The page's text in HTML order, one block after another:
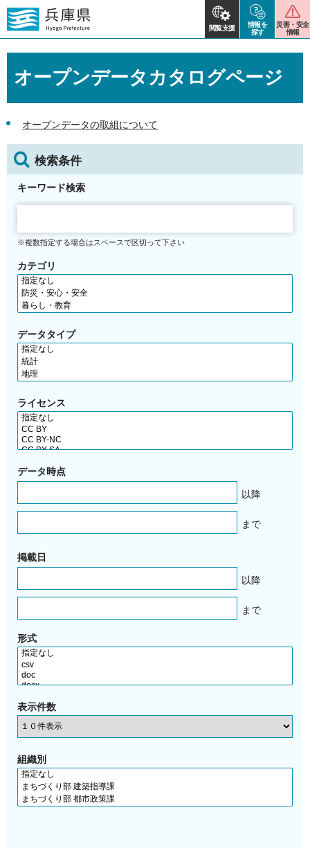
閲覧支援
情報を
探す
災害・安全
情報
オープンデータカタログページ
オープンデータの取組について
検索条件
キーワード検索
※複数指定する場合はスペースで区切って下さい
カテゴリ
データタイプ
ライセンス
データ時点
以降
まで
掲載日
以降
まで
形式
表示件数
組織別